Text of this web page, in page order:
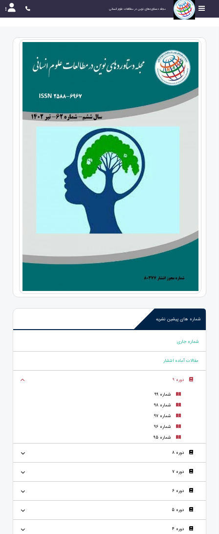
مجله دستاوردهای نوین در مطالعات علوم انسانی
شماره های پیشین نشریه
شماره جاری
مقالات آماده انتشار
دوره 9
شماره 99
شماره 98
شماره 97
شماره 96
شماره 95
دوره 8
دوره 7
دوره 6
دوره 5
دوره 4